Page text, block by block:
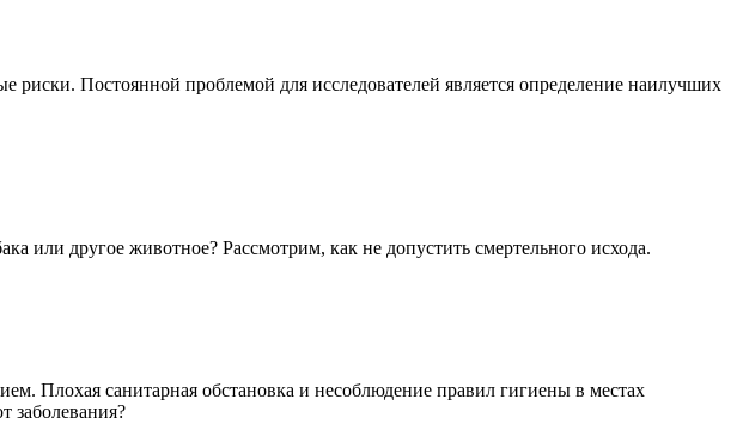
Постоянной проблемой для исследователей является определение наилучших
или другое животное? Рассмотрим, как не допустить смертельного исхода.
Плохая санитарная обстановка и несоблюдение правил гигиены в местах
заболевания?